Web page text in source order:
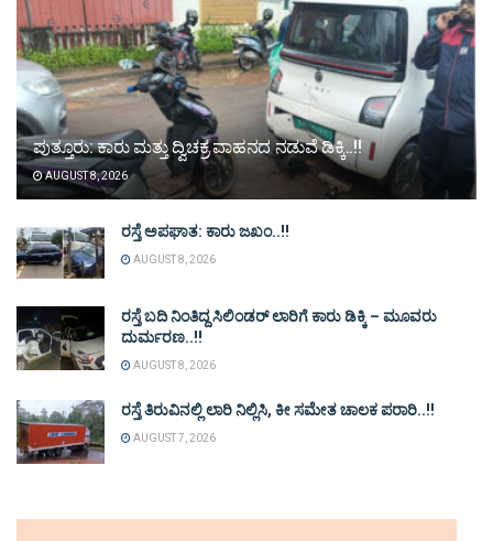
ಪುತ್ತೂರು: ಕಾರು ಮತ್ತು ದ್ವಿಚಕ್ರ ವಾಹನದ ನಡುವೆ ಡಿಕ್ಕಿ..!!
AUGUST 8, 2026
ರಸ್ತೆ ಅಪಘಾತ: ಕಾರು ಜಖಂ..!!
AUGUST 8, 2026
ರಸ್ತೆ ಬದಿ ನಿಂತಿದ್ದ ಸಿಲಿಂಡರ್ ಲಾರಿಗೆ ಕಾರು ಡಿಕ್ಕಿ – ಮೂವರು
ದುರ್ಮರಣ..!!
AUGUST 8, 2026
ರಸ್ತೆ ತಿರುವಿನಲ್ಲಿ ಲಾರಿ ನಿಲ್ಲಿಸಿ, ಕೀ ಸಮೇತ ಚಾಲಕ ಪರಾರಿ..!!
AUGUST 7, 2026